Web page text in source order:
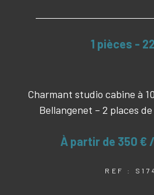
1 pièces -
Charmant studio cabine à
Bellangenet – 2 places
À partir de 350 €
REF :